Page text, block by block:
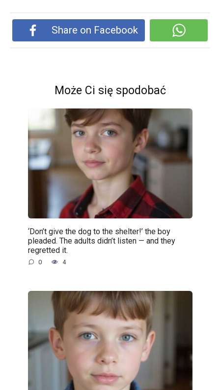
Share on Facebook
Może Ci się spodobać
‘Don’t give the dog to the shelter!’ the boy
pleaded. The adults didn’t listen — and they
regretted it.
0 4